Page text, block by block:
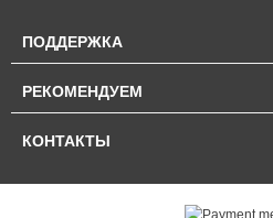
ПОДДЕРЖКА
РЕКОМЕНДУЕМ
КОНТАКТЫ